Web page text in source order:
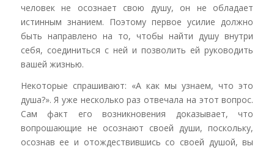
человек не осознает свою душу, он не обладает
истинным знанием. Поэтому первое усилие должно
быть направлено на то, чтобы найти душу внутри
себя, соединиться с ней и позволить ей руководить
вашей жизнью.
Некоторые спрашивают: «А как мы узнаем, что это
душа?». Я уже несколько раз отвечала на этот вопрос.
Сам факт его возникновения доказывает, что
вопрошающие не осознают своей души, поскольку,
осознав ее и отождествившись со своей душой, вы